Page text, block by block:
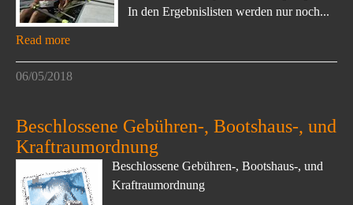
In den Ergebnislisten werden nur noch...
Read more
06/05/2018
Beschlossene Gebühren-, Bootshaus-, und
Kraftraumordnung
Beschlossene Gebühren-, Bootshaus-, und
Kraftraumordnung